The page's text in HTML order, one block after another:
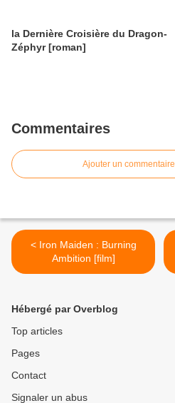
la Dernière Croisière du Dragon-
Zéphyr [roman]
Commentaires
Ajouter un commentaire
< Iron Maiden : Burning
Ambition [film]
Hébergé par Overblog
Top articles
Pages
Contact
Signaler un abus